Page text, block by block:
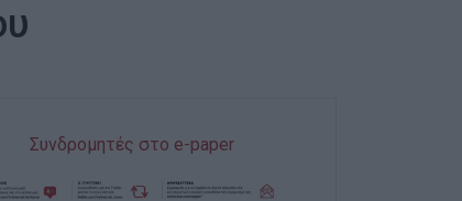
Συνδρομητές στο e-paper